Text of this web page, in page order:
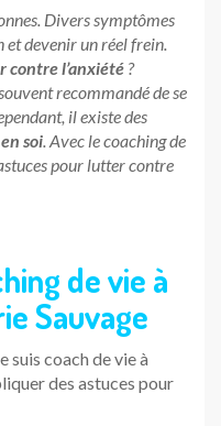
Divers symptômes
devenir un réel frein.
contre l’anxiété ?
recommandé de se
il existe des
soi . Avec le coaching de
pour lutter contre
de vie à
Sauvage
suis coach de vie à
des astuces pour